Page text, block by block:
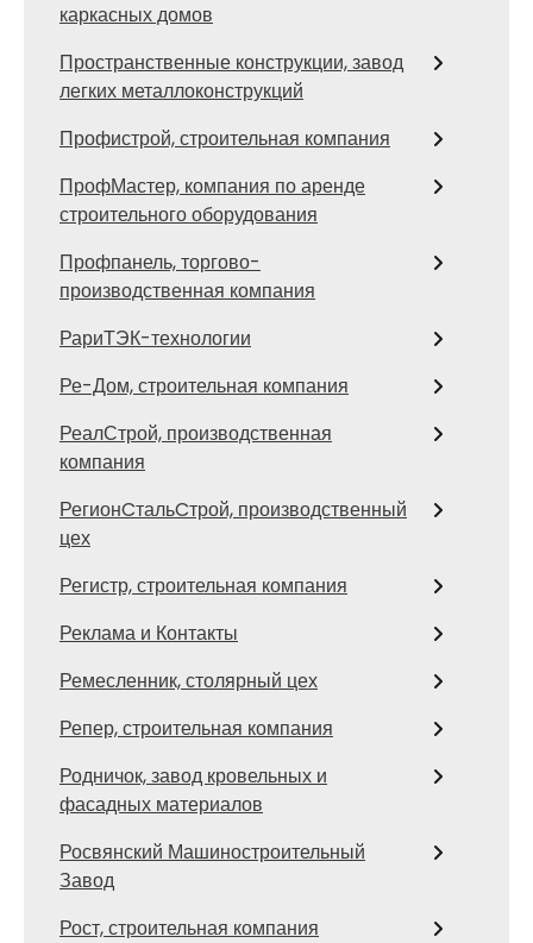
каркасных домов
Пространственные конструкции, завод
легких металлоконструкций
Профистрой, строительная компания
ПрофМастер, компания по аренде
строительного оборудования
Профпанель, торгово-
производственная компания
РариТЭК-технологии
Ре-Дом, строительная компания
РеалСтрой, производственная
компания
РегионCтальCтрой, производственный
цех
Регистр, строительная компания
Реклама и Контакты
Ремесленник, столярный цех
Репер, строительная компания
Родничок, завод кровельных и
фасадных материалов
Росвянский Машиностроительный
Завод
Рост, строительная компания